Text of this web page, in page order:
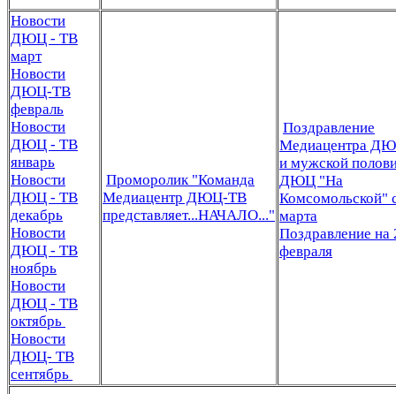
Новости
ДЮЦ - ТВ
март
Новости
ДЮЦ-ТВ
февраль
Новости
ДЮЦ - TВ
январь
Новости
ДЮЦ - ТВ
декабрь
Новости
ДЮЦ - ТВ
ноябрь
Новости
ДЮЦ - ТВ
октябрь
Новости
ДЮЦ- ТВ
сентябрь
Проморолик "Команда
Медиацентр ДЮЦ-ТВ
представляет...НАЧАЛО..."
Поздравление
Медиацентра
и мужской
ДЮЦ "На
Комсомольской"
марта
Поздравление на
февраля